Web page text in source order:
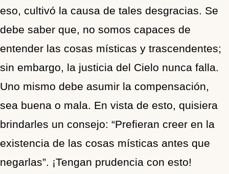
eso, cultivó la causa de tales desgracias. Se
debe saber que, no somos capaces de
entender las cosas místicas y trascendentes;
sin embargo, la justicia del Cielo nunca falla.
Uno mismo debe asumir la compensación,
sea buena o mala. En vista de esto, quisiera
brindarles un consejo: “Prefieran creer en la
existencia de las cosas místicas antes que
negarlas”. ¡Tengan prudencia con esto!